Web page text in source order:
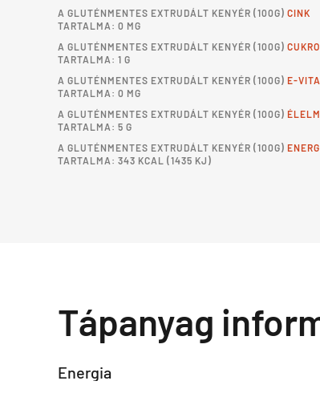
A GLUTÉNMENTES EXTRUDÁLT KENYÉR (100G) CINK
TARTALMA: 0 MG
A GLUTÉNMENTES EXTRUDÁLT KENYÉR (100G)
TARTALMA: 1 G
A GLUTÉNMENTES EXTRUDÁLT KENYÉR (100G) E-
TARTALMA: 0 MG
A GLUTÉNMENTES EXTRUDÁLT KENYÉR (100G)
TARTALMA: 5 G
A GLUTÉNMENTES EXTRUDÁLT KENYÉR (100G)
TARTALMA: 343 KCAL (1435 KJ)
Tápanyag
Energia